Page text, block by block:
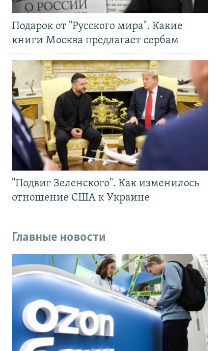
Подарок от "Русского мира". Какие
книги Москва предлагает сербам
"Подвиг Зеленского". Как изменилось
отношение США к Украине
Главные новости